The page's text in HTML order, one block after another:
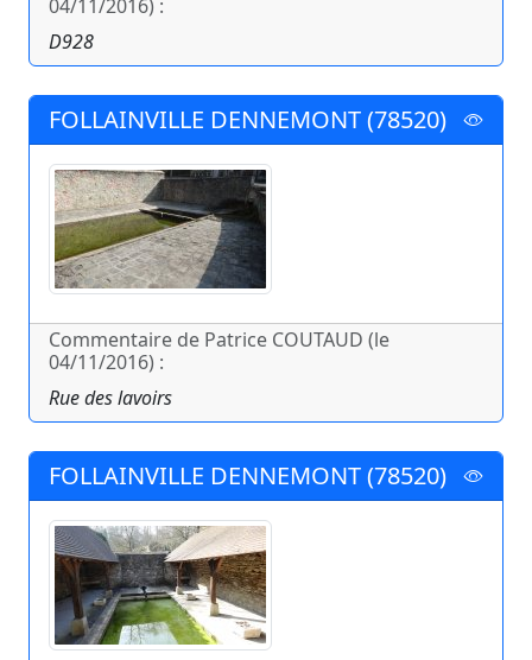
04/11/2016) :
D928
FOLLAINVILLE DENNEMONT (78520)
Commentaire de Patrice COUTAUD (le
04/11/2016) :
Rue des lavoirs
FOLLAINVILLE DENNEMONT (78520)